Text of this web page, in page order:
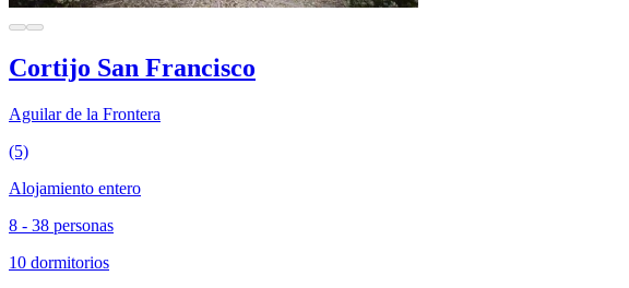
Cortijo San Francisco
Aguilar de la Frontera
(5)
Alojamiento entero
8 - 38 personas
10 dormitorios